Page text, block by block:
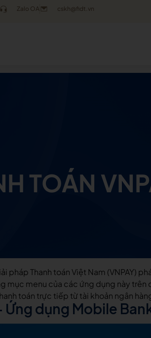
Zalo OA cskh@fidt.vn
TOÁN
Thanh toán Việt Nam (VNPAY)
menu của các ứng dụng này trên
toán trực tiếp từ tài khoản ngân
dụng Mobile